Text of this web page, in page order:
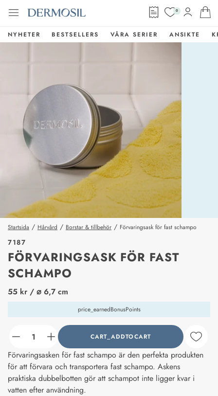
0
NYHETER BESTSELLERS VÅRA SERIER ANSIKTE
Startsida / Hårvård / Borstar & tillbehör / Förvaringsask för fast schampo
7187
FÖRVARINGSASK FÖR FAST
SCHAMPO
price_label
55 kr / ⌀ 6,7 cm
price_earnedBonusPoints
counter_current CART_ADDTOCART
Förvaringsasken för fast schampo är den perfekta produkten
för att förvara och transportera fast schampo. Askens
praktiska dubbelbotten gör att schampot inte ligger kvar i
vatten efter användning.